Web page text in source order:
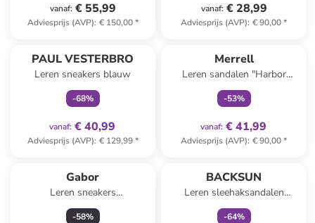
vanaf: € 55,99
Adviesprijs (AVP): € 150,00*
vanaf: € 28,99
Adviesprijs (AVP): € 90,00*
PAUL VESTERBRO
Leren sneakers blauw
-68%
vanaf: € 40,99
Adviesprijs (AVP): € 129,99*
Merrell
Leren sandalen "Harbor
Backstrap" zwart/grijs
-53%
vanaf: € 41,99
Adviesprijs (AVP): € 90,00*
Gabor
Leren sneakers
wit/zilverkleurig
-58%
BACKSUN
Leren sleehaksandalen
"Calabria" lichtbruin
-64%